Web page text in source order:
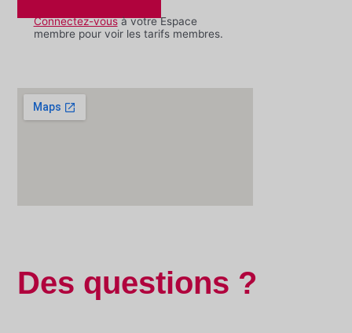
Connectez-vousà votre Espace
membre pour voir les tarifs membres.
Des questions ?